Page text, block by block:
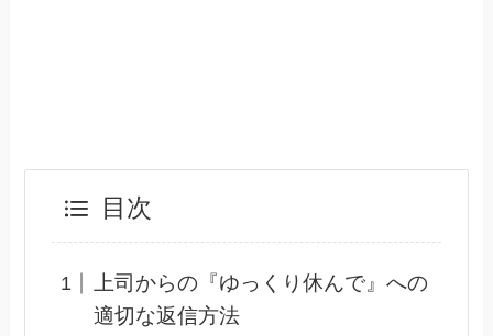
目次
上司からの『ゆっくり休んで』への
適切な返信方法